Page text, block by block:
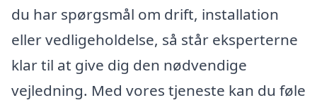
du har spørgsmål om drift, installation
eller vedligeholdelse, så står eksperterne
klar til at give dig den nødvendige
vejledning. Med vores tjeneste kan du føle